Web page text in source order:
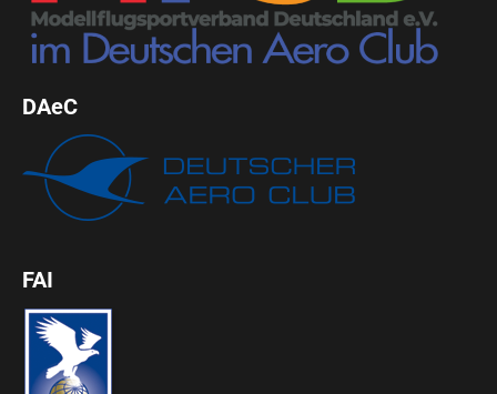
DAeC
FAI